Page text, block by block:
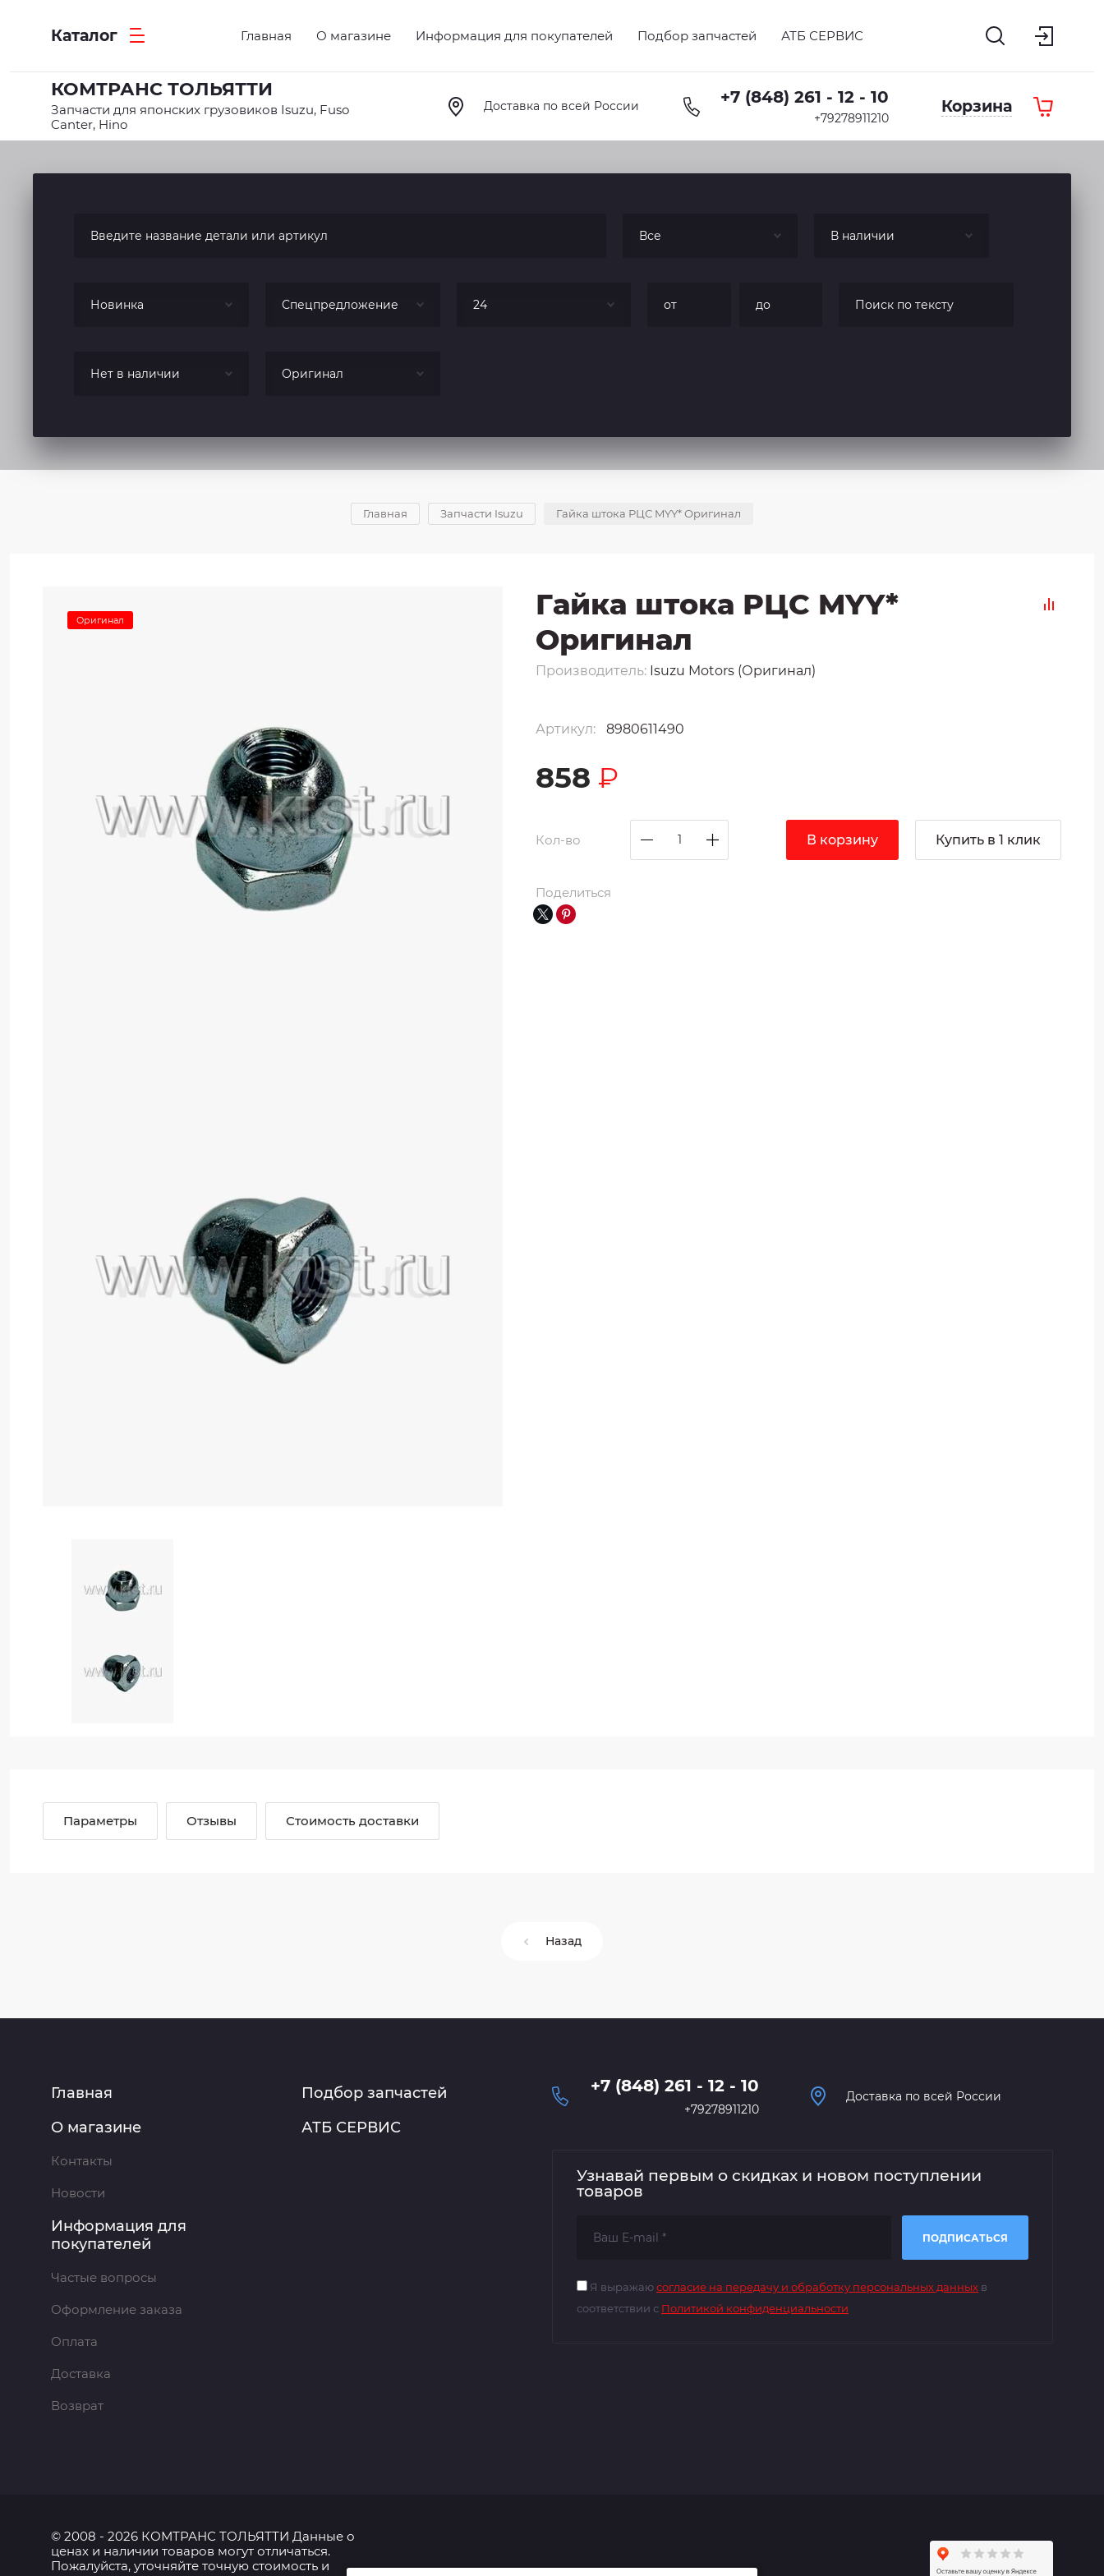
Каталог Главная О магазине Информация для покупателей Подбор запчастей АТБ СЕРВИС
КОМТРАНС ТОЛЬЯТТИ
Запчасти для японских грузовиков Isuzu, Fuso
Canter, Hino
Доставка по всей России +7 (848) 261 - 12 - 10
+79278911210
Корзина
Главная Запчасти Isuzu Гайка штока РЦС MYY* Оригинал
Оригинал
Гайка штока РЦС MYY*
Оригинал
Производитель: Isuzu Motors (Оригинал)
Артикул: 8980611490
858 ₽
Кол-во В корзину Купить в 1 клик
Поделиться
Параметры Отзывы Стоимость доставки
Назад
Главная
О магазине
Контакты
Новости
Информация для
покупателей
Частые вопросы
Оформление заказа
Оплата
Доставка
Возврат
Подбор запчастей
АТБ СЕРВИС
+7 (848) 261 - 12 - 10
+79278911210
Доставка по всей России
Узнавай первым о скидках и новом поступлении
товаров
Я выражаюсогласие на передачу и обработку персональных данных в
соответствии с Политикой конфиденциальности
ПОДПИСАТЬСЯ
© 2008 - 2026 КОМТРАНС ТОЛЬЯТТИ Данные о
ценах и наличии товаров могут отличаться.
Пожалуйста, уточняйте точную стоимость и